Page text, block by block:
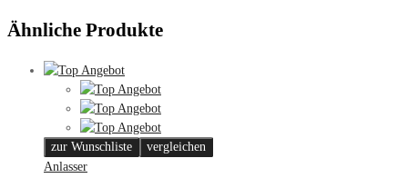
Ähnliche Produkte
zur Wunschliste
vergleichen
Anlasser